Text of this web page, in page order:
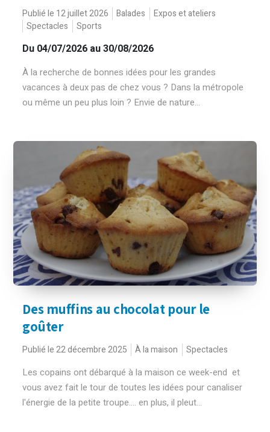
Publié le 12 juillet 2026 Balades
Expos et ateliers
Spectacles
Sports
Du 04/07/2026 au 30/08/2026
À la recherche de bonnes idées pour les grandes
vacances à deux pas de chez vous ? Dans la métropole
ou même un peu plus loin ? Envie de nature...
Des muffins au chocolat pour le
goûter
Publié le 22 décembre 2025 À la maison Spectacles
Les copains ont débarqué à la maison ce week-end et
vous avez fait le tour de toutes les idées pour canaliser
l'énergie de la petite troupe.... en plus, il pleut...